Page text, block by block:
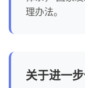
理办法。
关于进一